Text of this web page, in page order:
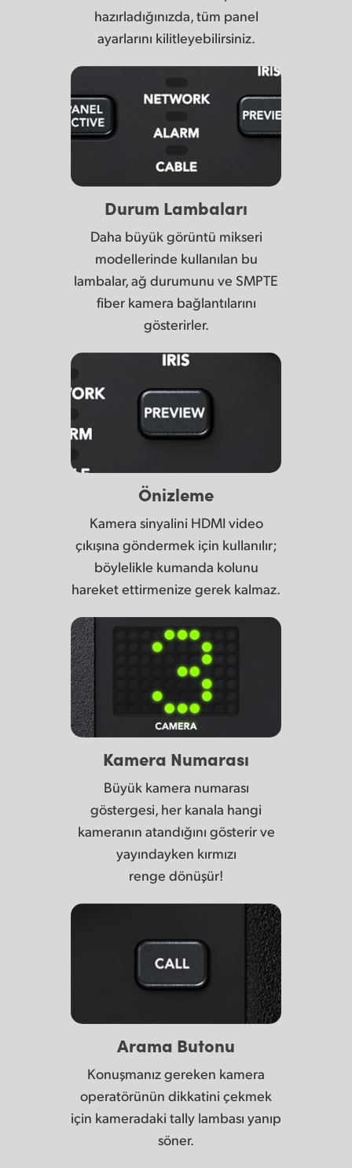
hazırladığınızda, tüm panel
ayarlarını kilitleyebilirsiniz.
Durum Lambaları
Daha büyük görüntü mikseri
modellerinde kullanılan bu
lambalar, ağ durumunu ve SMPTE
fiber kamera bağlantılarını
gösterirler.
Önizleme
Kamera sinyalini HDMI video
çıkışına göndermek için kullanılır;
böylelikle kumanda kolunu
hareket ettirmenize gerek kalmaz.
Kamera Numarası
Büyük kamera numarası
göstergesi, her kanala hangi
kameranın atandığını gösterir ve
yayındayken kırmızı
renge dönüşür!
Arama Butonu
Konuşmanız gereken kamera
operatörünün dikkatini çekmek
için kameradaki tally lambası yanıp
söner.